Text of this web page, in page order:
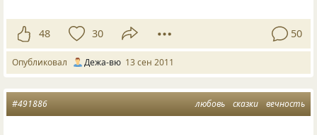
48 30 50
Опубликовал Дежа-вю 13 сен 2011
любовь сказки вечность
#491886